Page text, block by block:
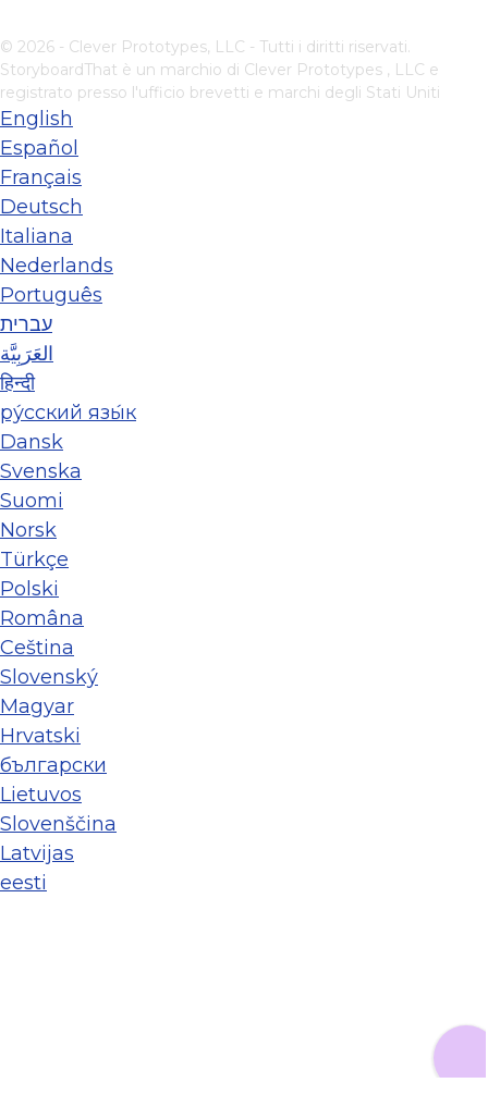
© 2026 - Clever Prototypes, LLC - Tutti i diritti riservati.
StoryboardThat è un marchio di Clever Prototypes , LLC e
registrato presso l'ufficio brevetti e marchi degli Stati Uniti
English
Español
Français
Deutsch
Italiana
Nederlands
Português
עברית
العَرَبِيَّة
हिन्दी
ру́сский язы́к
Dansk
Svenska
Suomi
Norsk
Türkçe
Polski
Româna
Ceština
Slovenský
Magyar
Hrvatski
български
Lietuvos
Slovenščina
Latvijas
eesti